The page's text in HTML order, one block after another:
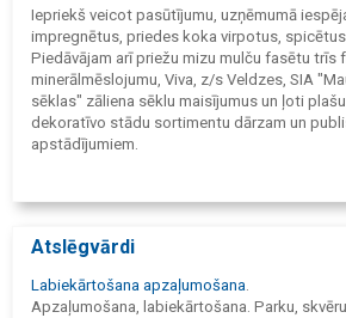
Iepriekš veicot pasūtījumu, uzņēmumā
impregnētus, priedes koka virpotus,
Piedāvājam arī priežu mizu mulču fasētu trīs
minerālmēslojumu, Viva, z/s Veldzes, SIA
sēklas" zāliena sēklu maisījumus un ļoti
dekoratīvo stādu sortimentu dārzam un
apstādījumiem.
Atslēgvārdi
Labiekārtošana apzaļumošana.
Apzaļumošana, labiekārtošana. Parku,